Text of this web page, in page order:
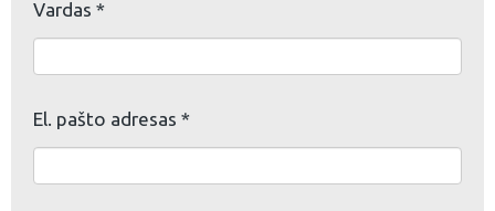
Vardas *
El. pašto adresas *